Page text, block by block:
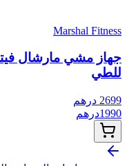
Marshal Fitness
للطي
2699 درهم
1990درهم